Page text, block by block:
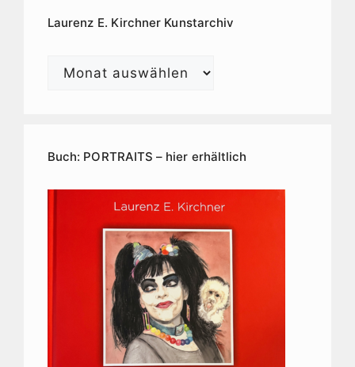
Laurenz E. Kirchner Kunstarchiv
Laurenz
Buch: PORTRAITS – hier erhältlich